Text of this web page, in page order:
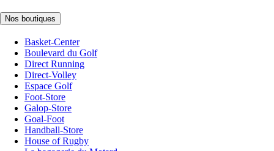
Nos boutiques
Basket-Center
Boulevard du Golf
Direct Running
Direct-Volley
Espace Golf
Foot-Store
Galop-Store
Goal-Foot
Handball-Store
House of Rugby